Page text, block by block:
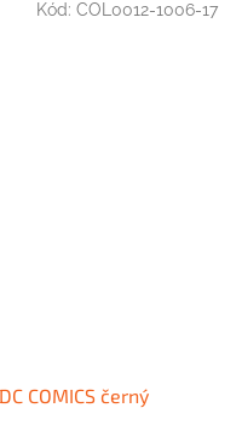
COMICS černý
Kód: COL0012-1006-17